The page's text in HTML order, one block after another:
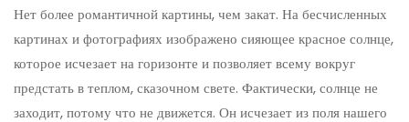
Нет более романтичной картины, чем закат. На бесчисленных
картинах и фотографиях изображено сияющее красное солнце,
которое исчезает на горизонте и позволяет всему вокруг
предстать в теплом, сказочном свете. Фактически, солнце не
заходит, потому что не движется. Он исчезает из поля нашего